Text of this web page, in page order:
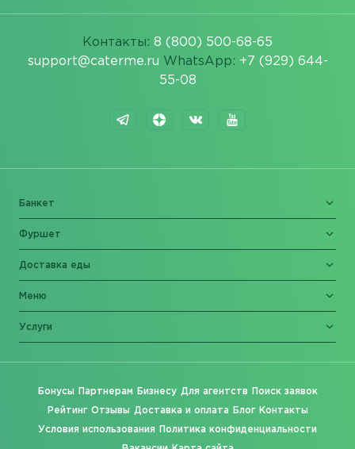
Контакты: 8 (800) 500-68-65
support@caterme.ru WhatsApp: +7 (929) 644-
55-08
Банкет
Фуршет
Доставка еды
Меню
Услуги
Бонусы Партнерам Бизнесу Для агентств Поиск заявок
Рейтинг Отзывы Доставка и оплата Блог Контакты
Условия использования Политика конфиденциальности